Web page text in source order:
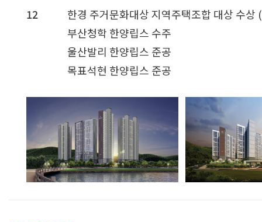
12
한경 주거문화대상 지역주택조합 대상 수상
부산청학 한양립스 수주
울산발리 한양립스 준공
목표석현 한양립스 준공